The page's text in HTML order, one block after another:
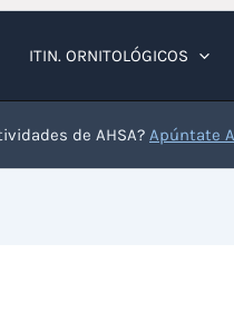
ITIN. ORNITOLÓGICOS
de AHSA? Apúntate